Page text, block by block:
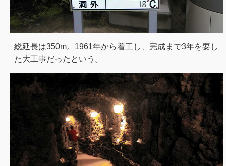
総延長は350m。1961年から着工し、完成まで3年を要し
た大工事だったという。